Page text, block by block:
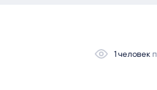
1 человек